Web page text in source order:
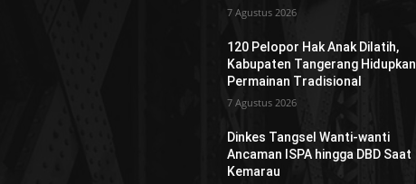
7 Agustus 2026
120 Pelopor Hak Anak Dilatih,
Kabupaten Tangerang Hidupkan
Permainan Tradisional
7 Agustus 2026
Dinkes Tangsel Wanti-wanti
Ancaman ISPA hingga DBD Saat
Kemarau